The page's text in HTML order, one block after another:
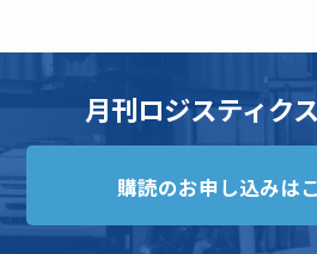
月刊ロジスティク
購読のお申し込みは